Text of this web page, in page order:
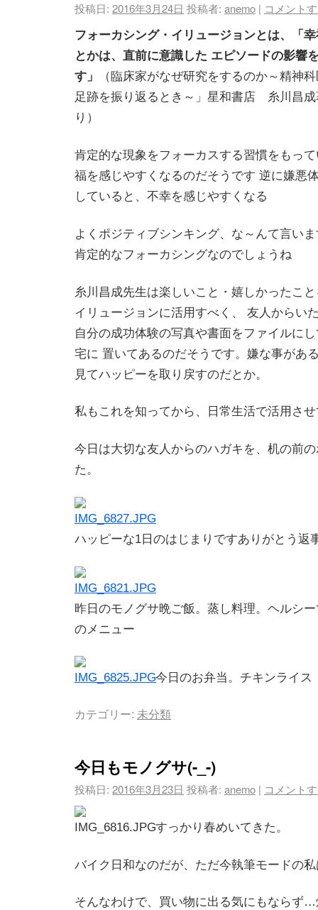
投稿日: 2016年3月24日 投稿者: anemo | コメント
フォーカシング・イリュージョンとは、「
とかは、直前に意識した エピソードの影響
す」
（臨床家がなぜ研究をするのか～精神
足跡を振り返るとき～」星和書店 糸川昌
り）
肯定的な現象をフォーカスする習慣をもっ
福を感じやすくなるのだそうです 逆に嫌悪
していると、不幸を感じやすくなる
よくポジティブシンキング、な～んて言い
肯定的なフォーカシングなのでしょうね
糸川昌成先生は楽しいこと・嬉しかったこ
イリュージョンに活用すべく、 友人からい
自分の成功体験の写真や書面をファイルに
宅に 置いてあるのだそうです。嫌な事があ
見てハッピーを取り戻すのだとか。
私もこれを知ってから、日常生活で活用さ
今日は大切な友人からのハガキを、机の前
た。
ハッピーな1日のはじまりですありがとう 返
昨日のモノグサ晩ご飯。蒸し料理。ヘルシ
のメニュー
今日のお弁当。チキンライス
カテゴリー: 未分類
今日もモノグサ(-_-)
投稿日: 2016年3月23日 投稿者: anemo | コメント
すっかり春めいてきた。
バイク日和なのだが、ただ今執筆モードの
そんなわけで、買い物に出る気にもならず